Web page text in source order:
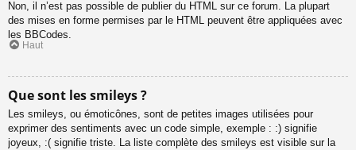
Non, il n’est pas possible de publier du HTML sur ce forum. La plupart
des mises en forme permises par le HTML peuvent être appliquées avec
les BBCodes.
Haut
Que sont les smileys ?
Les smileys, ou émoticônes, sont de petites images utilisées pour
exprimer des sentiments avec un code simple, exemple : :) signifie
joyeux, :( signifie triste. La liste complète des smileys est visible sur la